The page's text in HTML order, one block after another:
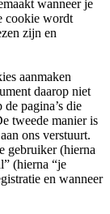
wanneer je
cookie wordt
zijn en
aanmaken
daarop niet
pagina’s die
tweede manier is
ons verstuurt.
gebruiker (hierna
(hierna “je
en wanneer